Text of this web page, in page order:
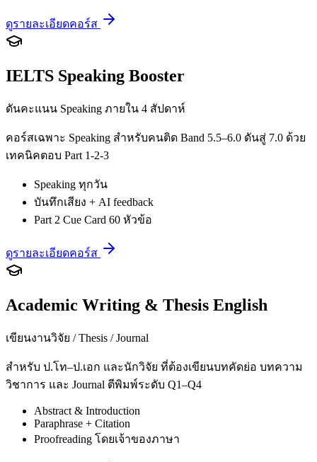
ดูรายละเอียดคอร์ส
IELTS Speaking Booster
ดันคะแนน Speaking ภายใน 4 สัปดาห์
คอร์สเฉพาะ Speaking สำหรับคนติด Band 5.5–6.0 ดันสู่ 7.0 ด้วย
เทคนิคตอบ Part 1-2-3
Speaking ทุกวัน
บันทึกเสียง + AI feedback
Part 2 Cue Card 60 หัวข้อ
ดูรายละเอียดคอร์ส
Academic Writing & Thesis English
เขียนงานวิจัย / Thesis / Journal
สำหรับ ป.โท–ป.เอก และนักวิจัย ที่ต้องเขียนบทคัดย่อ บทความ
วิชาการ และ Journal ตีพิมพ์ระดับ Q1–Q4
Abstract & Introduction
Paraphrase + Citation
Proofreading โดยเจ้าของภาษา